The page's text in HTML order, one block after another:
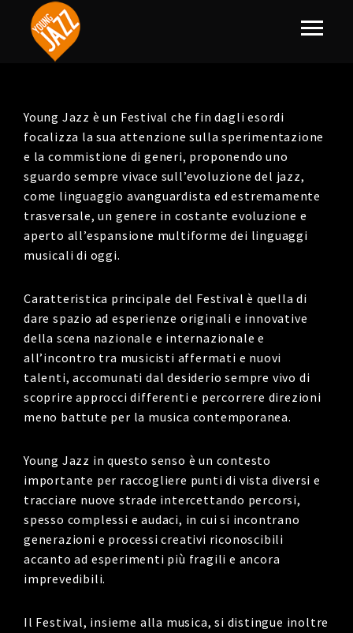
Young Jazz è un Festival che fin dagli esordi
focalizza la sua attenzione sulla sperimentazione
e la commistione di generi, proponendo uno
sguardo sempre vivace sull’evoluzione del jazz,
come linguaggio avanguardista ed estremamente
trasversale, un genere in costante evoluzione e
aperto all’espansione multiforme dei linguaggi
musicali di oggi.
Caratteristica principale del Festival è quella di
dare spazio ad esperienze originali e innovative
della scena nazionale e internazionale e
all’incontro tra musicisti affermati e nuovi
talenti, accomunati dal desiderio sempre vivo di
scoprire approcci differenti e percorrere direzioni
meno battute per la musica contemporanea.
Young Jazz in questo senso è un contesto
importante per raccogliere punti di vista diversi e
tracciare nuove strade intercettando percorsi,
spesso complessi e audaci, in cui si incontrano
generazioni e processi creativi riconoscibili
accanto ad esperimenti più fragili e ancora
imprevedibili.
Il Festival, insieme alla musica, si distingue inoltre